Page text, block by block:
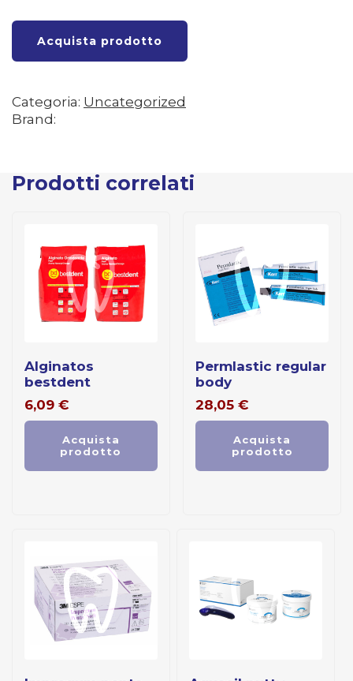
Acquista prodotto
Categoria: Uncategorized
Brand:
Prodotti correlati
alginatos
bestdent
6,09 €
Acquista
prodotto
permlastic regular
body
28,05 €
Acquista
prodotto